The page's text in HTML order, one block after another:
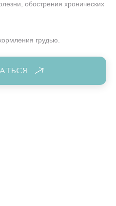
обострения хронических
грудью.